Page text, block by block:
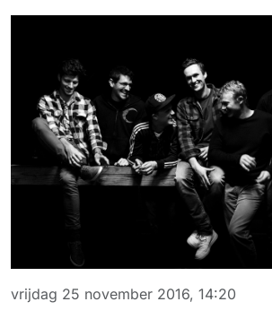
vrijdag 25 november 2016, 14:20